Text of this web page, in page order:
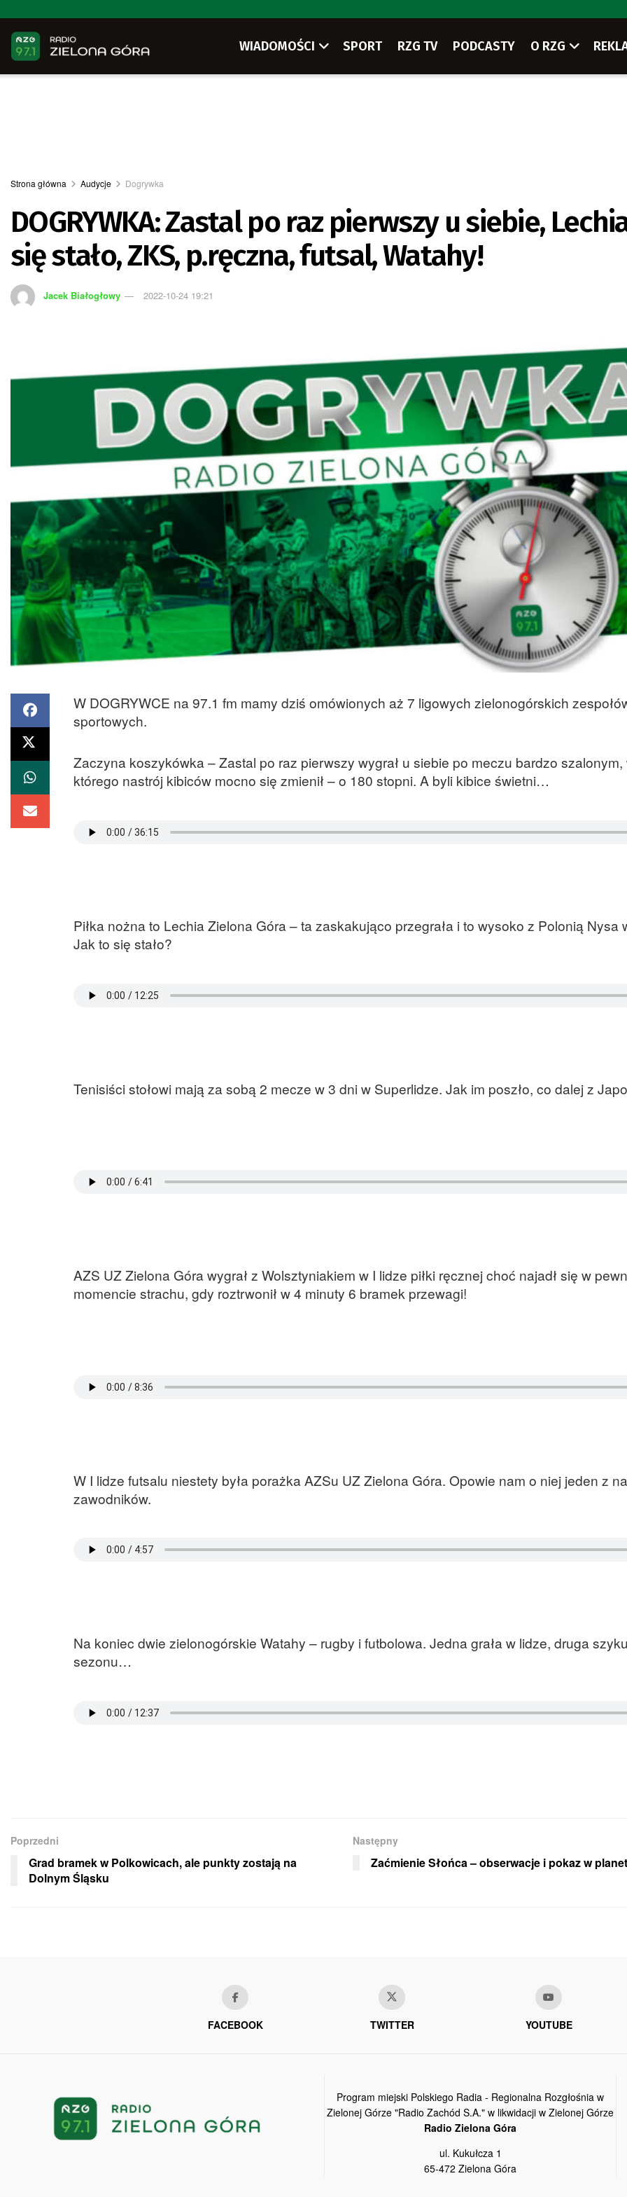
WIADOMOŚCI SPORT RZG TV PODCASTY O RZG
Strona główna Audycje Dogrywka
DOGRYWKA: Zastal po raz pierwszy u siebie,
się stało, ZKS, p.ręczna, futsal, Watahy!
Jacek Białogłowy 2022-10-24 19:21
W DOGRYWCE na 97.1 fm mamy dziś omówionych aż 7 ligowych zielonogórskich
sportowych.
Zaczyna koszykówka – Zastal po raz pierwszy wygrał u siebie po meczu bardzo szalonym,
którego nastrój kibiców mocno się zmienił – o 180 stopni. A byli kibice świetni…
Piłka nożna to Lechia Zielona Góra – ta zaskakująco przegrała i to wysoko z Polonią Nysa
Jak to się stało?
Tenisiści stołowi mają za sobą 2 mecze w 3 dni w Superlidze. Jak im poszło, co dalej z
AZS UZ Zielona Góra wygrał z Wolsztyniakiem w I lidze piłki ręcznej choć najadł się w
momencie strachu, gdy roztrwonił w 4 minuty 6 bramek przewagi!
W I lidze futsalu niestety była porażka AZSu UZ Zielona Góra. Opowie nam o niej jeden z
zawodników.
Na koniec dwie zielonogórskie Watahy – rugby i futbolowa. Jedna grała w lidze, druga
sezonu…
Poprzedni
Grad bramek w Polkowicach, ale punkty zostają na
Dolnym Śląsku
Następny
Zaćmienie Słońca – obserwacje i pokaz w
FACEBOOK TWITTER YOUTUBE
Program miejski Polskiego Radia - Regionalna Rozgłośnia w
Zielonej Górze "Radio Zachód S.A." w likwidacji w Zielonej Górze
Radio Zielona Góra
ul. Kukułcza 1
65-472 Zielona Góra